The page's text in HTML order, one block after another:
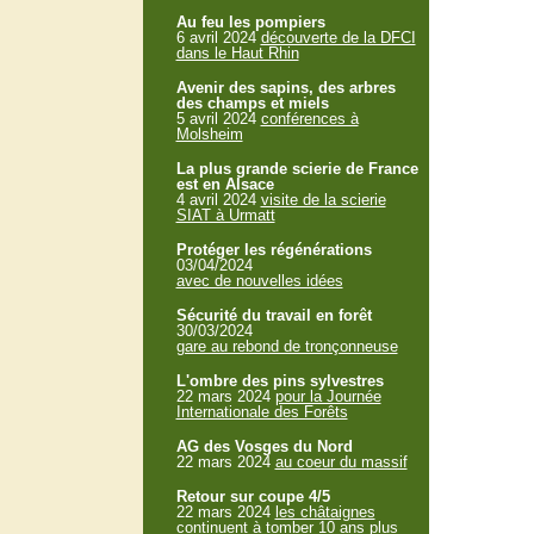
Au feu les pompiers
6 avril 2024 découverte de la DFCI
dans le Haut Rhin
Avenir des sapins, des arbres
des champs et miels
5 avril 2024 conférences à
Molsheim
La plus grande scierie de France
est en Alsace
4 avril 2024 visite de la scierie
SIAT à Urmatt
Protéger les régénérations
03/04/2024
avec de nouvelles idées
Sécurité du travail en forêt
30/03/2024
gare au rebond de tronçonneuse
L'ombre des pins sylvestres
22 mars 2024 pour la Journée
Internationale des Forêts
AG des Vosges du Nord
22 mars 2024 au coeur du massif
Retour sur coupe 4/5
22 mars 2024 les châtaignes
continuent à tomber 10 ans plus